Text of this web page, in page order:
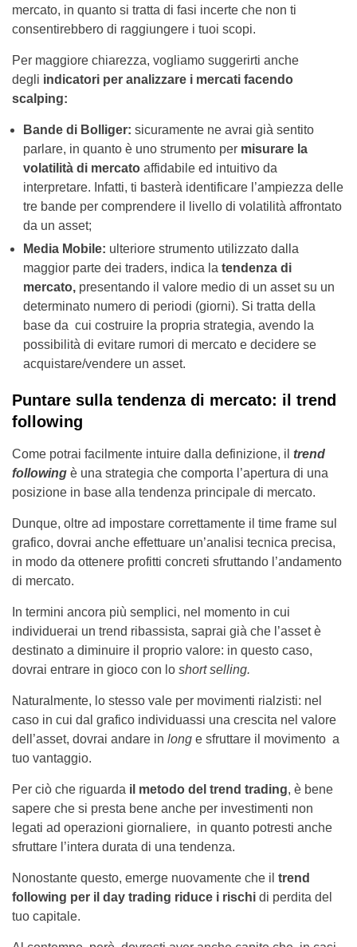
mercato, in quanto si tratta di fasi incerte che non ti
consentirebbero di raggiungere i tuoi scopi.
Per maggiore chiarezza, vogliamo suggerirti anche
degli indicatori per analizzare i mercati facendo
scalping:
Bande di Bolliger: sicuramente ne avrai già sentito
parlare, in quanto è uno strumento per misurare la
volatilità di mercato affidabile ed intuitivo da
interpretare. Infatti, ti basterà identificare l’ampiezza delle
tre bande per comprendere il livello di volatilità affrontato
da un asset;
Media Mobile: ulteriore strumento utilizzato dalla
maggior parte dei traders, indica la tendenza di
mercato, presentando il valore medio di un asset su un
determinato numero di periodi (giorni). Si tratta della
base da cui costruire la propria strategia, avendo la
possibilità di evitare rumori di mercato e decidere se
acquistare/vendere un asset.
Puntare sulla tendenza di mercato: il trend
following
Come potrai facilmente intuire dalla definizione, il trend
following è una strategia che comporta l’apertura di una
posizione in base alla tendenza principale di mercato.
Dunque, oltre ad impostare correttamente il time frame sul
grafico, dovrai anche effettuare un’analisi tecnica precisa,
in modo da ottenere profitti concreti sfruttando l’andamento
di mercato.
In termini ancora più semplici, nel momento in cui
individuerai un trend ribassista, saprai già che l’asset è
destinato a diminuire il proprio valore: in questo caso,
dovrai entrare in gioco con lo short selling.
Naturalmente, lo stesso vale per movimenti rialzisti: nel
caso in cui dal grafico individuassi una crescita nel valore
dell’asset, dovrai andare in long e sfruttare il movimento a
tuo vantaggio.
Per ciò che riguarda il metodo del trend trading, è bene
sapere che si presta bene anche per investimenti non
legati ad operazioni giornaliere, in quanto potresti anche
sfruttare l’intera durata di una tendenza.
Nonostante questo, emerge nuovamente che il trend
following per il day trading riduce i rischi di perdita del
tuo capitale.